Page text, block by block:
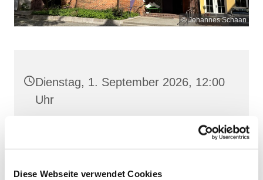
Diese Webseite verwendet Cookies
© Johannes Schaan
Dienstag, 1. September 2026, 12:00
Uhr
Frankenwall 7, 18439 Stralsund